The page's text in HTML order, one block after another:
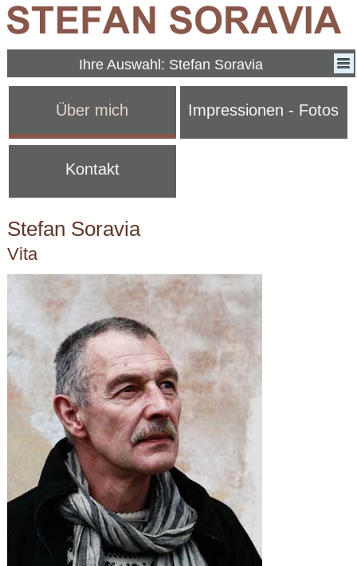
Ihre Auswahl: Stefan Soravia
Über mich Impressionen - Fotos
Kontakt
Stefan Soravia
Vita